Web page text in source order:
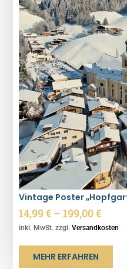
Vintage Poster
14,99€ –199,00€
inkl. MwSt. zzgl.Versandkosten
MEHR ERFAHREN